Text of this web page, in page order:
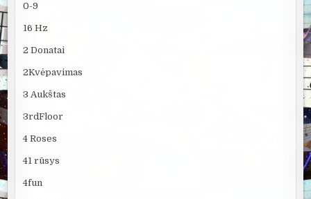
0-9
16 Hz
2 Donatai
2Kvėpavimas
3 Aukštas
3rdFloor
4 Roses
41 rūsys
4fun